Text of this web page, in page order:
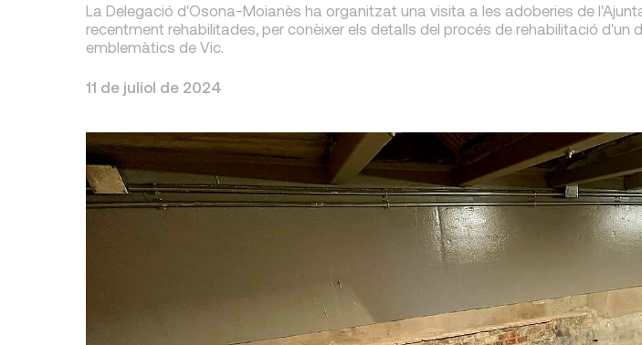
La Delegació d'Osona-Moianès ha organitzat una visita a les adoberies de
recentment rehabilitades, per conèixer els detalls del procés de rehabilitació d'un
emblemàtics de Vic.
11 de juliol de 2024